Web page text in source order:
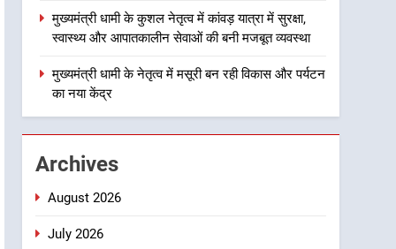
बनबसा रेलवे स्टेशन पर अछनेरा-
टनकपुर एक्सप्रेस का ठहराव हुआ
उत्तराखंड
4
आपातकालीन सेवाओं की बनी
उत्तराखंड
5
मुख्यमंत्री धामी के कुशल नेतृत्व में कांवड़ यात्रा में सुरक्षा,
स्वास्थ्य और आपातकालीन सेवाओं की बनी मजबूत व्यवस्था
मुख्यमंत्री धामी के नेतृत्व में मसूरी बन रही विकास और पर्यटन
का नया केंद्र
Archives
August 2026
July 2026